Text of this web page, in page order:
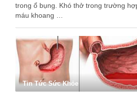
trong ổ bụng. Khó thở trong trường
máu khoang …
Tin Tức Sức Khỏe